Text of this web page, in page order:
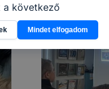
a következő
használja Ön
látogatja, vagy
még jobb
fejlesztése.
Minden modern
Mindet elfogadom